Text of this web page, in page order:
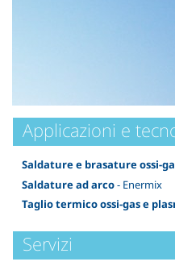
Applicazioni e
Saldature e brasature ossi-
Saldature ad arco- Enermix
Taglio termico ossi-gas e
Servizi